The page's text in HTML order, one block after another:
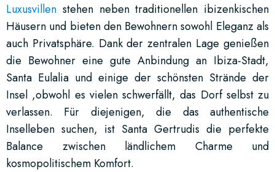
Luxusvillen stehen neben traditionellen ibizenkischen
Häusern und bieten den Bewohnern sowohl Eleganz als
auch Privatsphäre. Dank der zentralen Lage genießen
die Bewohner eine gute Anbindung an Ibiza-Stadt,
Santa Eulalia und einige der schönsten Strände der
Insel ,obwohl es vielen schwerfällt, das Dorf selbst zu
verlassen. Für diejenigen, die das authentische
Inselleben suchen, ist Santa Gertrudis die perfekte
Balance zwischen ländlichem Charme und
kosmopolitischem Komfort.